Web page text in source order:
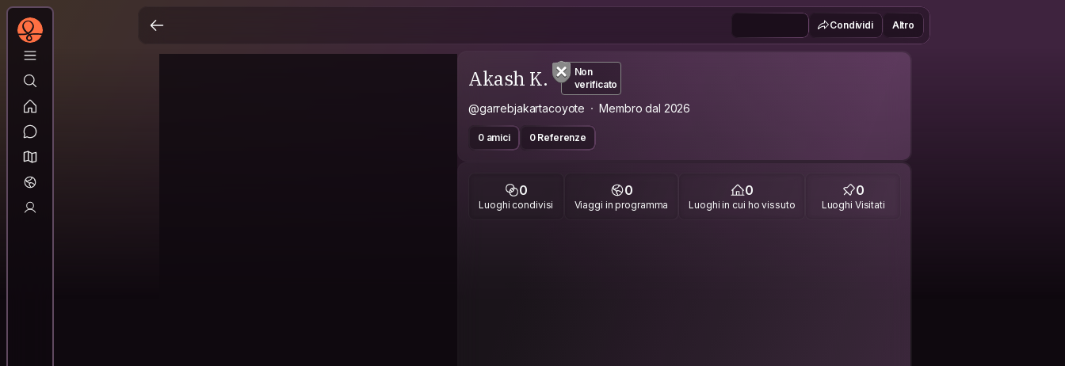
Condividi Altro
Akash K.
Non
verificato
@garrebjakartacoyote Membro dal 2026
0 amici 0 Referenze
0
Luoghi condivisi
0
Viaggi in programma
0
Luoghi in cui ho vissuto
0
Luoghi Visitati